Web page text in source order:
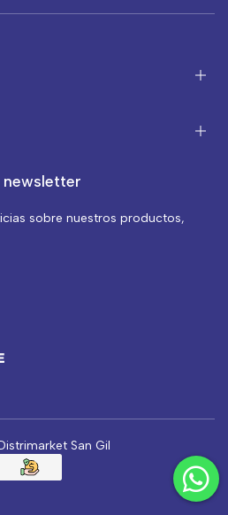
sobre nuestros productos,
San Gil